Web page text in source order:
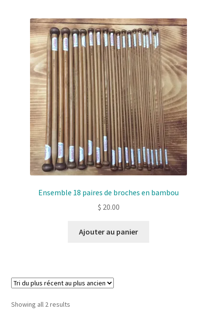
Ensemble 18 paires de broches en bambou
$ 20.00
Ajouter au panier
Showing all 2 resultsSorted